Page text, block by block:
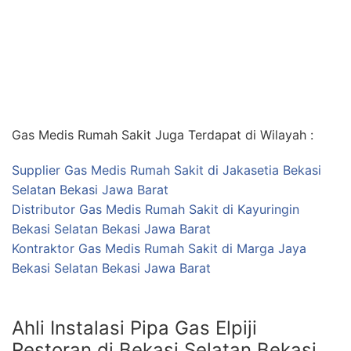
Gas Medis Rumah Sakit Juga Terdapat di Wilayah :
Supplier Gas Medis Rumah Sakit di Jakasetia Bekasi
Selatan Bekasi Jawa Barat
Distributor Gas Medis Rumah Sakit di Kayuringin
Bekasi Selatan Bekasi Jawa Barat
Kontraktor Gas Medis Rumah Sakit di Marga Jaya
Bekasi Selatan Bekasi Jawa Barat
Ahli Instalasi Pipa Gas Elpiji